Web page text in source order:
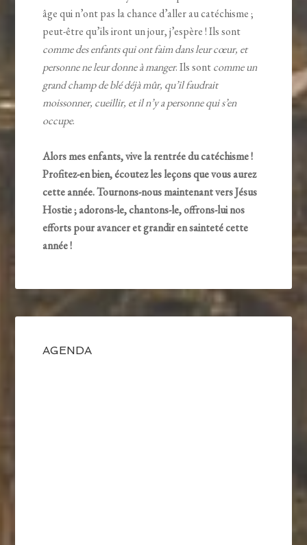
âge qui n’ont pas la chance d’aller au catéchisme ;
peut-être qu’ils iront un jour, j’espère ! Ils sont
comme des enfants qui ont faim dans leur cœur, et
personne ne leur donne à manger. Ils sontcomme un
grand champ de blé déjà mûr, qu’il faudrait
moissonner, cueillir, et il n’y a personne qui s’en
occupe.
Alors mes enfants, vive la rentrée du catéchisme !
Profitez-en bien, écoutez les leçons que vous aurez
cette année. Tournons-nous maintenant vers Jésus
Hostie ; adorons-le, chantons-le, offrons-lui nos
efforts pour avancer et grandir en sainteté cette
année !
AGENDA